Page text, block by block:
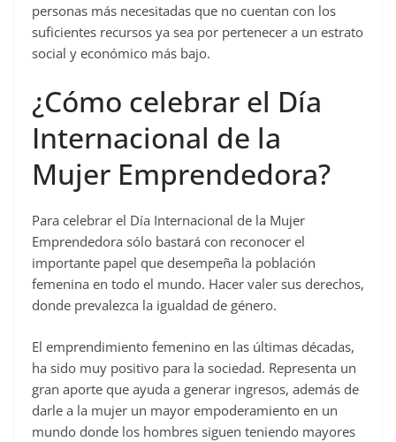
personas más necesitadas que no cuentan con los
suficientes recursos ya sea por pertenecer a un estrato
social y económico más bajo.
¿Cómo celebrar el Día
Internacional de la
Mujer Emprendedora?
Para celebrar el Día Internacional de la Mujer
Emprendedora sólo bastará con reconocer el
importante papel que desempeña la población
femenina en todo el mundo. Hacer valer sus derechos,
donde prevalezca la igualdad de género.
El emprendimiento femenino en las últimas décadas,
ha sido muy positivo para la sociedad. Representa un
gran aporte que ayuda a generar ingresos, además de
darle a la mujer un mayor empoderamiento en un
mundo donde los hombres siguen teniendo mayores